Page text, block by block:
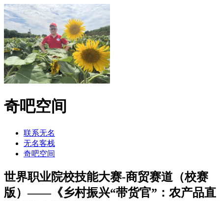
奇吧空间
联系无名
无名客栈
奇吧空间
世界职业院校技能大赛-商贸赛道（校赛
版）——《乡村振兴“带货官”：农产品直